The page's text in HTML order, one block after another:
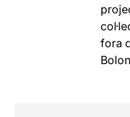
fora